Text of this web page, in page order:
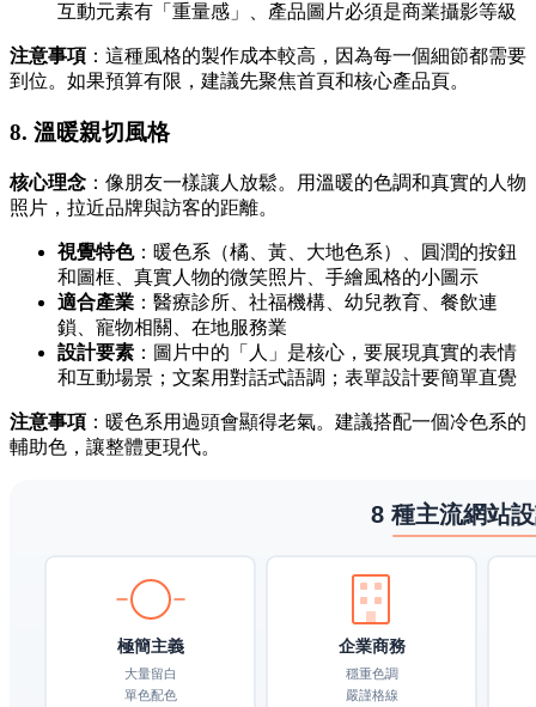
互動元素有「重量感」、產品圖片必須是商業攝影等級
注意事項 ：這種風格的製作成本較高，因為每一個細節都需要
到位。如果預算有限，建議先聚焦首頁和核心產品頁。
8. 溫暖親切風格
核心理念 ：像朋友一樣讓人放鬆。用溫暖的色調和真實的人物
照片，拉近品牌與訪客的距離。
視覺特色：暖色系（橘、黃、大地色系）、圓潤的按鈕
和圖框、真實人物的微笑照片、手繪風格的小圖示
適合產業 ：醫療診所、社福機構、幼兒教育、餐飲連
鎖、寵物相關、在地服務業
設計要素 ：圖片中的「人」是核心，要展現真實的表情
和互動場景；文案用對話式語調；表單設計要簡單直覺
注意事項 ：暖色系用過頭會顯得老氣。建議搭配一個冷色系的
輔助色，讓整體更現代。